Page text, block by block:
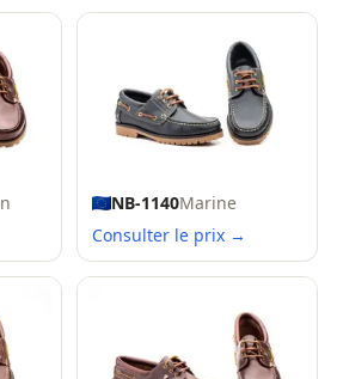
NB-1140Marine
Consulter le prix →